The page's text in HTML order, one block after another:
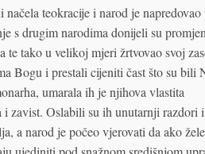
teokracije i narod je napredovao
s drugim narodima donijeli su
te tako u velikoj mjeri žrtvovao svoj
Bogu i prestali cijeniti čast što su bili
umarala ih je njihova vlastita
zavist. Oslabili su ih unutarnji razdori
a narod je počeo vjerovati da ako žele